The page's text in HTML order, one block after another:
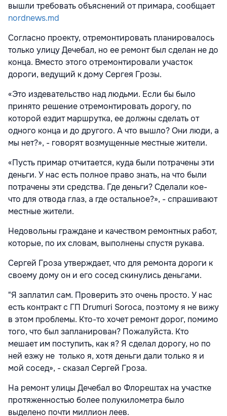
вышли требовать объяснений от примара, сообщает
nordnews.md
Cогласно проекту, отремонтировать планировалось
только улицу Дечебал, но ее ремонт был сделан не до
конца. Вместо этого отремонтировали участок
дороги, ведущий к дому Сергея Грозы.
«Это издевательство над людьми. Если бы было
принято решение отремонтировать дорогу, по
которой ездит маршрутка, ее должны сделать от
одного конца и до другого. А что вышло? Они люди, а
мы нет?», - говорят возмущенные местные жители.
«Пусть примар отчитается, куда были потрачены эти
деньги. У нас есть полное право знать, на что были
потрачены эти средства. Где деньги? Сделали кое-
что для отвода глаз, а где остальное?», - спрашивают
местные жители.
Недовольны граждане и качеством ремонтных работ,
которые, по их словам, выполнены спустя рукава.
Сергей Гроза утверждает, что для ремонта дороги к
своему дому он и его сосед скинулись деньгами.
"Я заплатил сам. Проверить это очень просто. У нас
есть контракт с ГП Drumuri Soroca, поэтому я не вижу
в этом проблемы. Кто-то хочет ремонт дорог, помимо
того, что был запланирован? Пожалуйста. Кто
мешает им поступить, как я? Я сделал дорогу, но по
ней езжу не только я, хотя деньги дали только я и
мой сосед», - сказал Сергей Гроза.
На ремонт улицы Дечебал во Флорештах на участке
протяженностью более полукилометра было
выделено почти миллион леев.